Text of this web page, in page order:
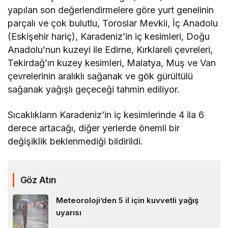
yapılan son değerlendirmelere göre yurt genelinin
parçalı ve çok bulutlu, Toroslar Mevkii, İç Anadolu
(Eskişehir hariç), Karadeniz’in iç kesimleri, Doğu
Anadolu’nun kuzeyi ile Edirne, Kırklareli çevreleri,
Tekirdağ’ın kuzey kesimleri, Malatya, Muş ve Van
çevrelerinin aralıklı sağanak ve gök gürültülü
sağanak yağışlı geçeceği tahmin ediliyor.
Sıcaklıkların Karadeniz’in iç kesimlerinde 4 ila 6
derece artacağı, diğer yerlerde önemli bir
değişiklik beklenmediği bildirildi.
Göz Atın
Meteoroloji’den 5 il için kuvvetli yağış
uyarısı